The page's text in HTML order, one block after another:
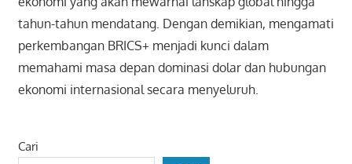
tahun-tahun mendatang. Dengan demikian, mengamati
perkembangan BRICS+ menjadi kunci dalam
memahami masa depan dominasi dolar dan hubungan
ekonomi internasional secara menyeluruh.
Cari